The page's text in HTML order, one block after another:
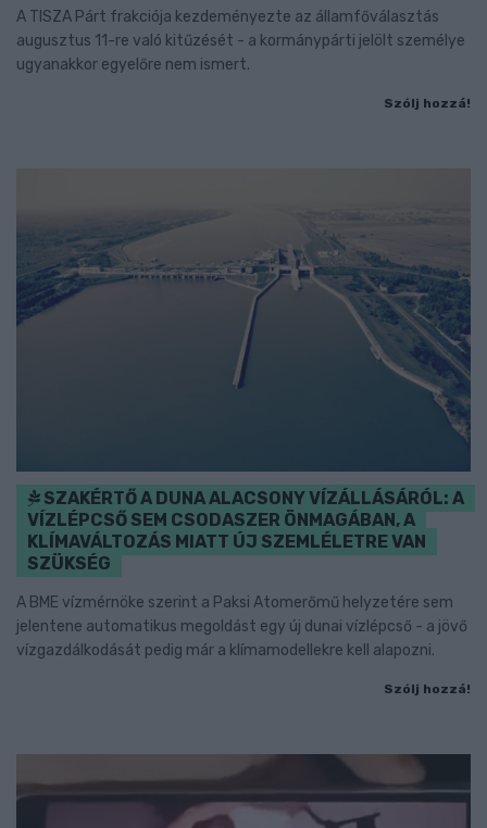
A TISZA Párt frakciója kezdeményezte az államfőválasztás
augusztus 11-re való kitűzését - a kormánypárti jelölt személye
ugyanakkor egyelőre nem ismert.
Szólj hozzá!
SZAKÉRTŐ A DUNA ALACSONY VÍZÁLLÁSÁRÓL: A
VÍZLÉPCSŐ SEM CSODASZER ÖNMAGÁBAN, A
KLÍMAVÁLTOZÁS MIATT ÚJ SZEMLÉLETRE VAN
SZÜKSÉG
A BME vízmérnöke szerint a Paksi Atomerőmű helyzetére sem
jelentene automatikus megoldást egy új dunai vízlépcső - a jövő
vízgazdálkodását pedig már a klímamodellekre kell alapozni.
Szólj hozzá!